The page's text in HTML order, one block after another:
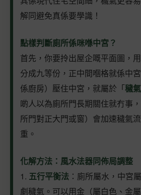
解同避免真係要學識！
點樣判斷廁所係咪喺中宮？
首先，你要拎出屋企嘅平面圖，
分成九等份，正中間嗰格就係中
係廚房）壓住中宮，就屬於「穢
啲人以為廁所門長期關住就冇事
所門對正大門或窗）會加速穢氣
重。
化解方法：風水法器同佈局調整
1. 五行平衡法 ：廁所屬水，中宮
劇穢氣。可以用金（屬白色、金